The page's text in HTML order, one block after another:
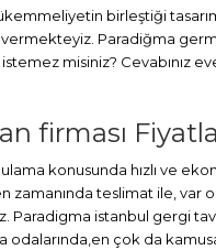
birleştiği
Paradiğma
misiniz? Cevabınız
firması
konusunda hızlı ve
teslimat ile, var
Paradigma istanbul gergi
çok da